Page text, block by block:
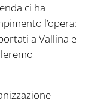
ci ha
l’opera:
a Vallina e